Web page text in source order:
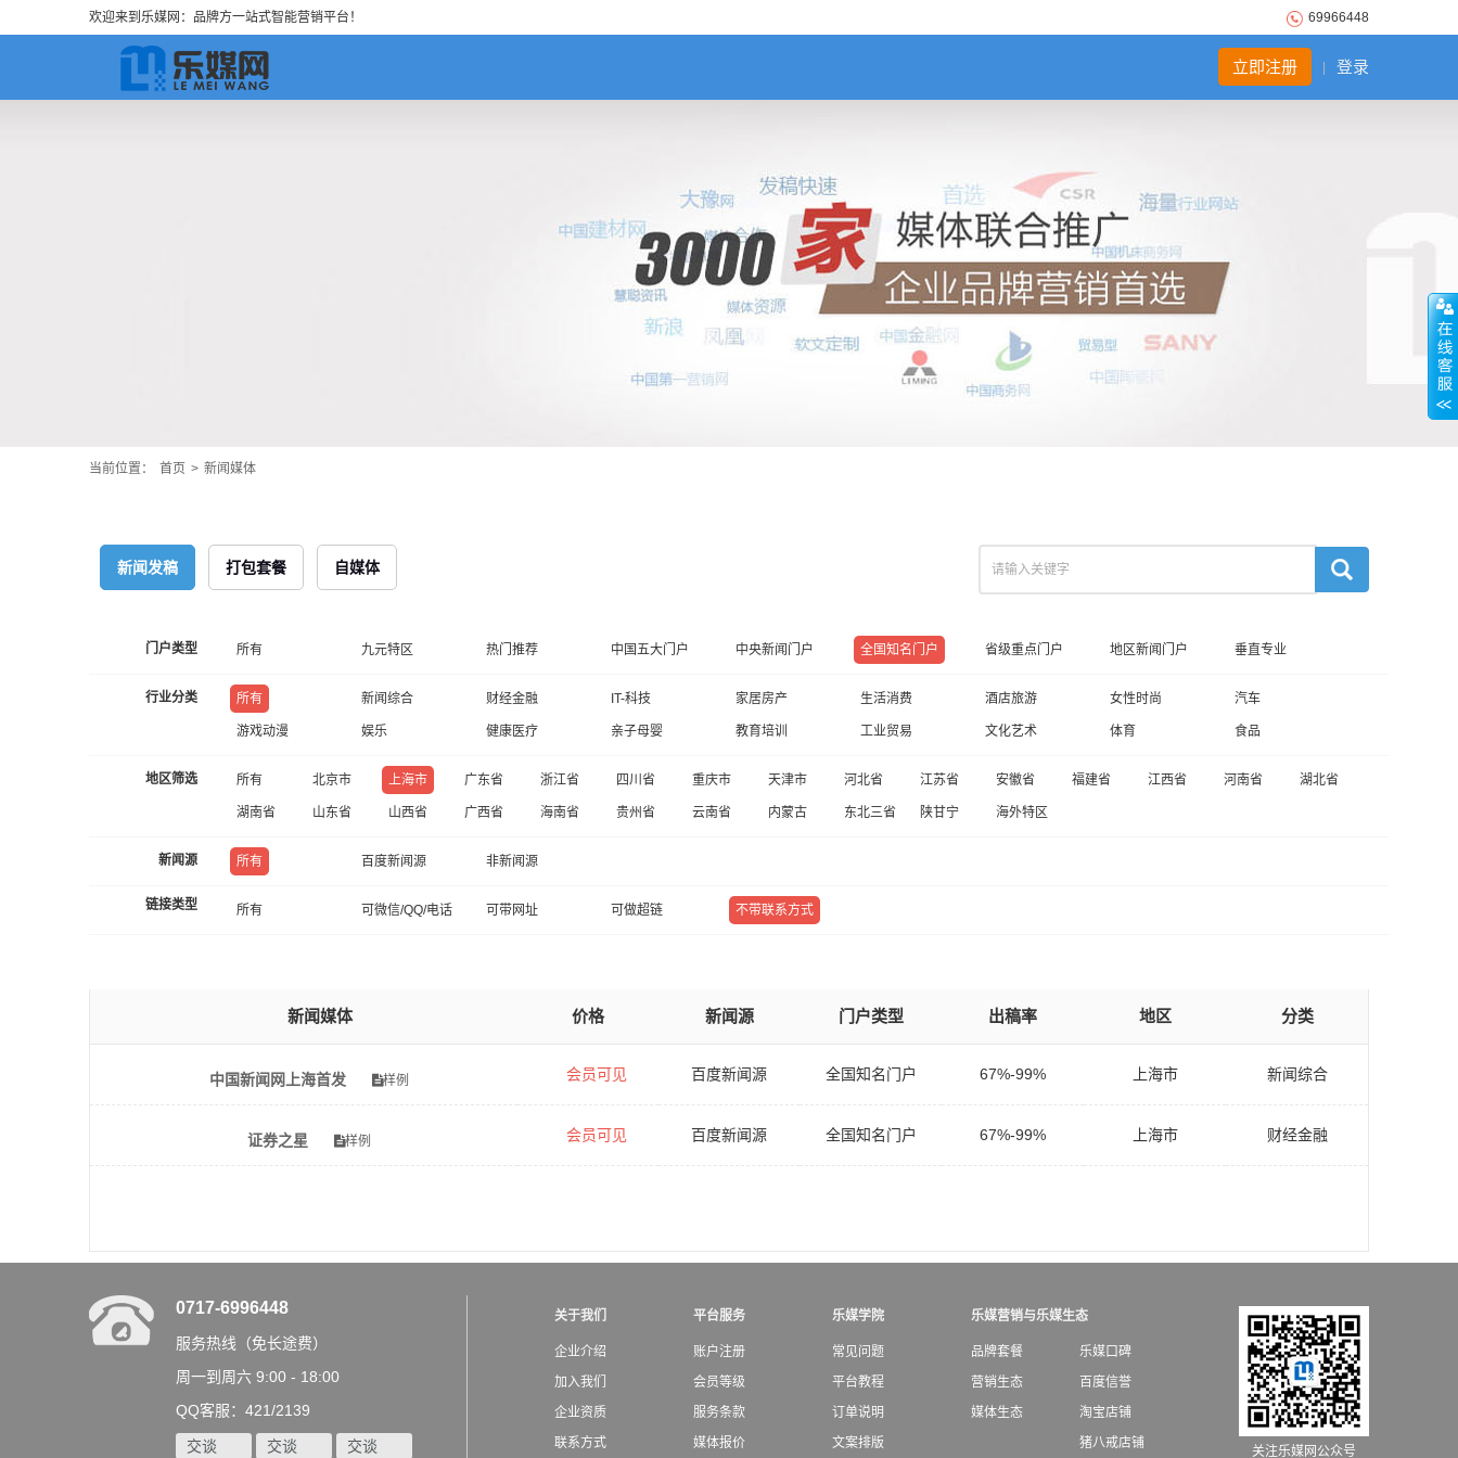
欢迎来到乐媒网：品牌方一站式智能营销平台！ 69966448
登录
立即注册
当前位置： 首页 > 新闻媒体
新闻发稿 打包套餐 自媒体
门户类型 所有 九元特区 热门推荐 中国五大门户 中央新闻门户 全国知名门户 省级重点门户 地区新闻门户 垂直专业
行业分类 所有 新闻综合 财经金融 IT-科技 家居房产 生活消费 酒店旅游 女性时尚 汽车
游戏动漫 娱乐 健康医疗 亲子母婴 教育培训 工业贸易 文化艺术 体育 食品
地区筛选 所有 北京市 上海市 广东省 浙江省 四川省 重庆市 天津市 河北省 江苏省 安徽省 福建省 江西省 河南省 湖北省
湖南省 山东省 山西省 广西省 海南省 贵州省 云南省 内蒙古 东北三省 陕甘宁 海外特区
新闻源 所有 百度新闻源 非新闻源
链接类型 所有 可微信/QQ/电话 可带网址 可做超链 不带联系方式
新闻媒体 价格 新闻源 门户类型 出稿率 地区 分类
中国新闻网上海首发 样例 会员可见 百度新闻源 全国知名门户 67%-99% 上海市 新闻综合
证券之星 样例 会员可见 百度新闻源 全国知名门户 67%-99% 上海市 财经金融
0717-6996448
服务热线（免长途费）
周一到周六 9:00 - 18:00
QQ客服：421/2139
交谈 交谈 交谈
关于我们
企业介绍
加入我们
企业资质
联系方式
平台服务
账户注册
会员等级
服务条款
媒体报价
乐媒学院
常见问题
平台教程
订单说明
文案排版
乐媒营销与乐媒生态
品牌套餐
乐媒口碑
营销生态
百度信誉
媒体生态
淘宝店铺
猪八戒店铺
关注乐媒网公众号